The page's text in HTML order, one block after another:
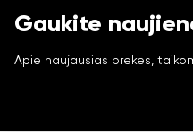
Gaukite
Apie naujausias prekes,